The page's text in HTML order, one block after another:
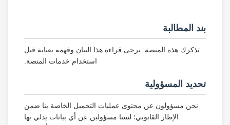
بند المطالبة
تذكرك هذه المنصة: يرجى قراءة هذا البيان وفهمه بعناية قبل
استخدام خدمات المنصة.
تحديد المسؤولية
نحن مسؤولون عن محتوى عمليات التحميل الخاصة بنا ضمن
الإطار القانوني؛ لسنا مسؤولين عن أي بيانات يدلي بها